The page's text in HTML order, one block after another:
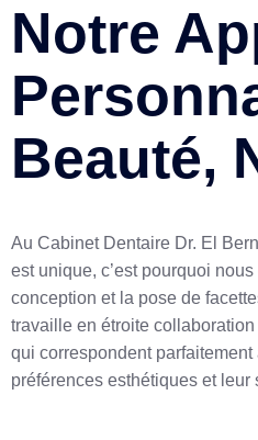
Notre
Beauté,
Au Cabinet Dentaire Dr. El
est unique, c’est pourquoi
conception et la pose de
travaille en étroite
qui correspondent
préférences esthétiques et leur